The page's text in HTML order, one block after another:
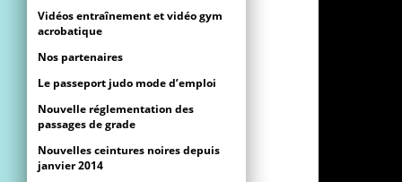
Vidéos entraînement et vidéo gym
acrobatique
Nos partenaires
Le passeport judo mode d’emploi
Nouvelle réglementation des
passages de grade
Nouvelles ceintures noires depuis
janvier 2014